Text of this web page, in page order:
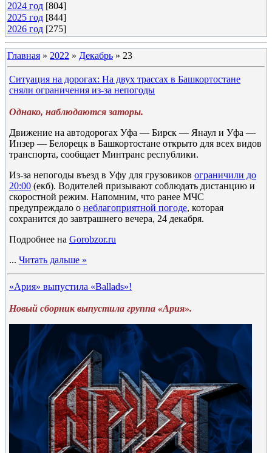
2024 год [804]
2025 год [844]
2026 год [275]
Главная » 2022 » Декабрь » 23
Ситуация на дорогах: На двух трассах в Башкортостане
сняли ограничения из-за непогоды
Однако, наблюдаются заторы.
Движение на автодорогах Уфа — Бирск — Янаул и Уфа —
Инзер — Белорецк в Башкортостане открыто для всех видов
транспорта, сообщает Минтранс республики.
Из-за непогоды въезд в Уфу для грузовиков ограничили до
20:00 (екб). Водителей призывают соблюдать дистанцию и
скоростной режим. Напомним, что ранее МЧС
предупреждало о неблагоприятной погоде, которая
сохранится до завтрашнего вечера, 24 декабря.
Подробнее на Gorobzor.ru
... Читать дальше »
«Ария» выпустила «Ballads»!
Новый сборник выпустила группа «Ария».